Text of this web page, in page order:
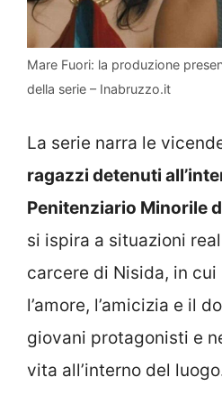
Mare Fuori: la produzione
della serie – Inabruzzo.it
La serie narra le
ragazzi detenuti
Penitenziario Minorile
si ispira a situazioni
carcere di Nisida, in
l’amore, l’amicizia e il
giovani protagonisti e
vita all’interno del